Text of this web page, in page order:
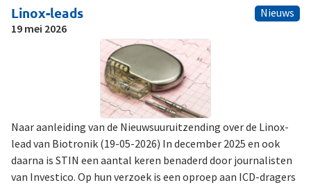
Nieuws
Linox-leads
19 mei 2026
Naar aanleiding van de Nieuwsuuruitzending over de Linox-
lead van Biotronik (19-05-2026) In december 2025 en ook
daarna is STIN een aantal keren benaderd door journalisten
van Investico. Op hun verzoek is een oproep aan ICD-dragers